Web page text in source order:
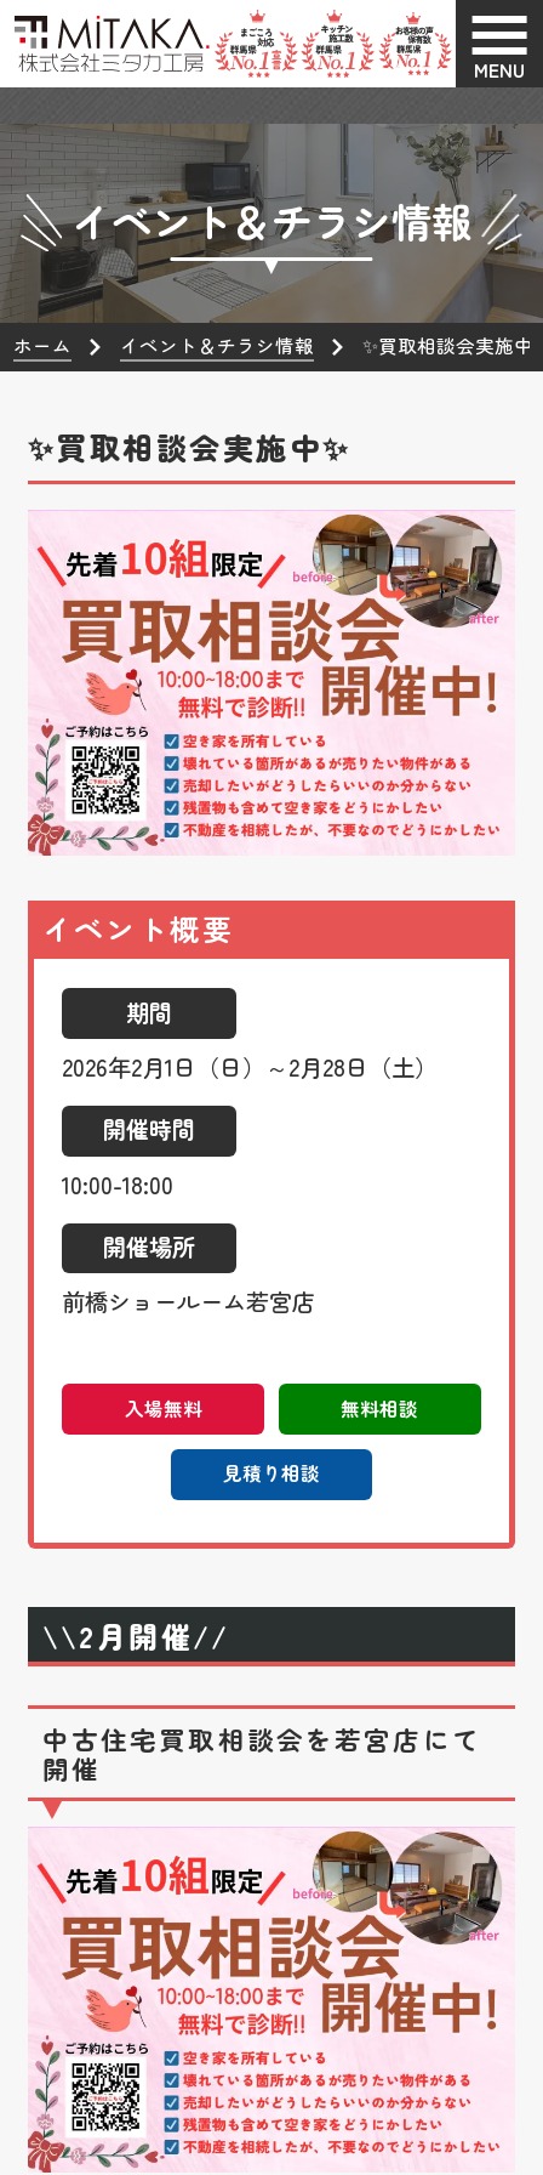
MENU
イベント＆チラシ情報
ホーム イベント＆チラシ情報 ✨買取相談会実施中
✨買取相談会実施中✨
イベント概要
期間
2026年2月1日（日）～2月28日（土）
開催時間
10:00-18:00
開催場所
前橋ショールーム若宮店
入場無料 無料相談
見積り相談
\\2月開催//
中古住宅買取相談会を若宮店にて
開催